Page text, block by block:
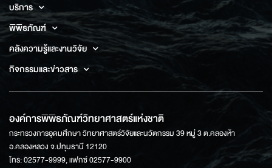
บริการ
พิพิธภัณฑ์
คลังความรู้และงานวิจัย
กิจกรรมและข่าวสาร
องค์การพิพิธภัณฑ์วิทยาศาสตร์แห่งชาติ
กระทรวงการอุดมศึกษา วิทยาศาสตร์วิจัยและนวัตกรรม 39 หมู่ 3 ต.คลองห้า
อ.คลองหลวง จ.ปทุมธานี 12120
โทร: 02577-9999, แฟกซ์ 02577-9900